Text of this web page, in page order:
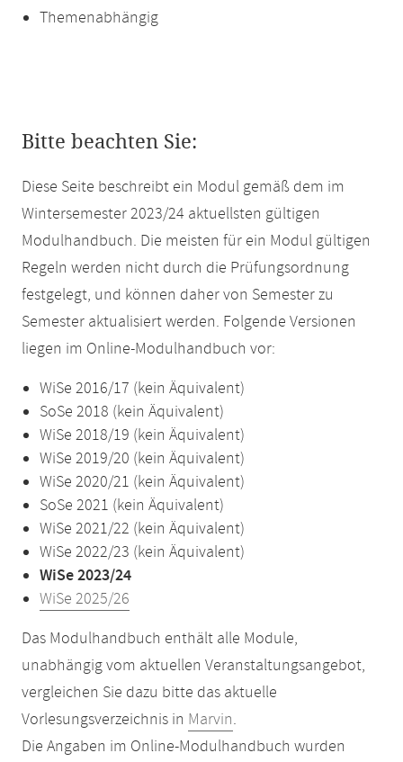
Themenabhängig
Bitte beachten Sie:
Diese Seite beschreibt ein Modul gemäß dem im
Wintersemester 2023/24 aktuellsten gültigen
Modulhandbuch. Die meisten für ein Modul gültigen
Regeln werden nicht durch die Prüfungsordnung
festgelegt, und können daher von Semester zu
Semester aktualisiert werden. Folgende Versionen
liegen im Online-Modulhandbuch vor:
WiSe 2016/17 (kein Äquivalent)
SoSe 2018 (kein Äquivalent)
WiSe 2018/19 (kein Äquivalent)
WiSe 2019/20 (kein Äquivalent)
WiSe 2020/21 (kein Äquivalent)
SoSe 2021 (kein Äquivalent)
WiSe 2021/22 (kein Äquivalent)
WiSe 2022/23 (kein Äquivalent)
WiSe 2023/24
WiSe 2025/26
Das Modulhandbuch enthält alle Module,
unabhängig vom aktuellen Veranstaltungsangebot,
vergleichen Sie dazu bitte das aktuelle
Vorlesungsverzeichnis in Marvin.
Die Angaben im Online-Modulhandbuch wurden